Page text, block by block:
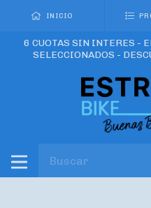
INICIO
6 CUOTAS SIN INTERES -
SELECCIONADOS -